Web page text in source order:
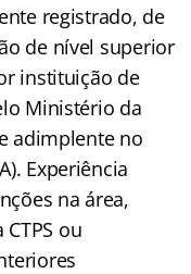
registrado, de
de nível superior
instituição de
Ministério da
adimplente no
Experiência
na área,
ou